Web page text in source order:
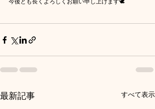
今後とも長くよろしくお願い申し上げます🕊️
最新記事 すべて表示